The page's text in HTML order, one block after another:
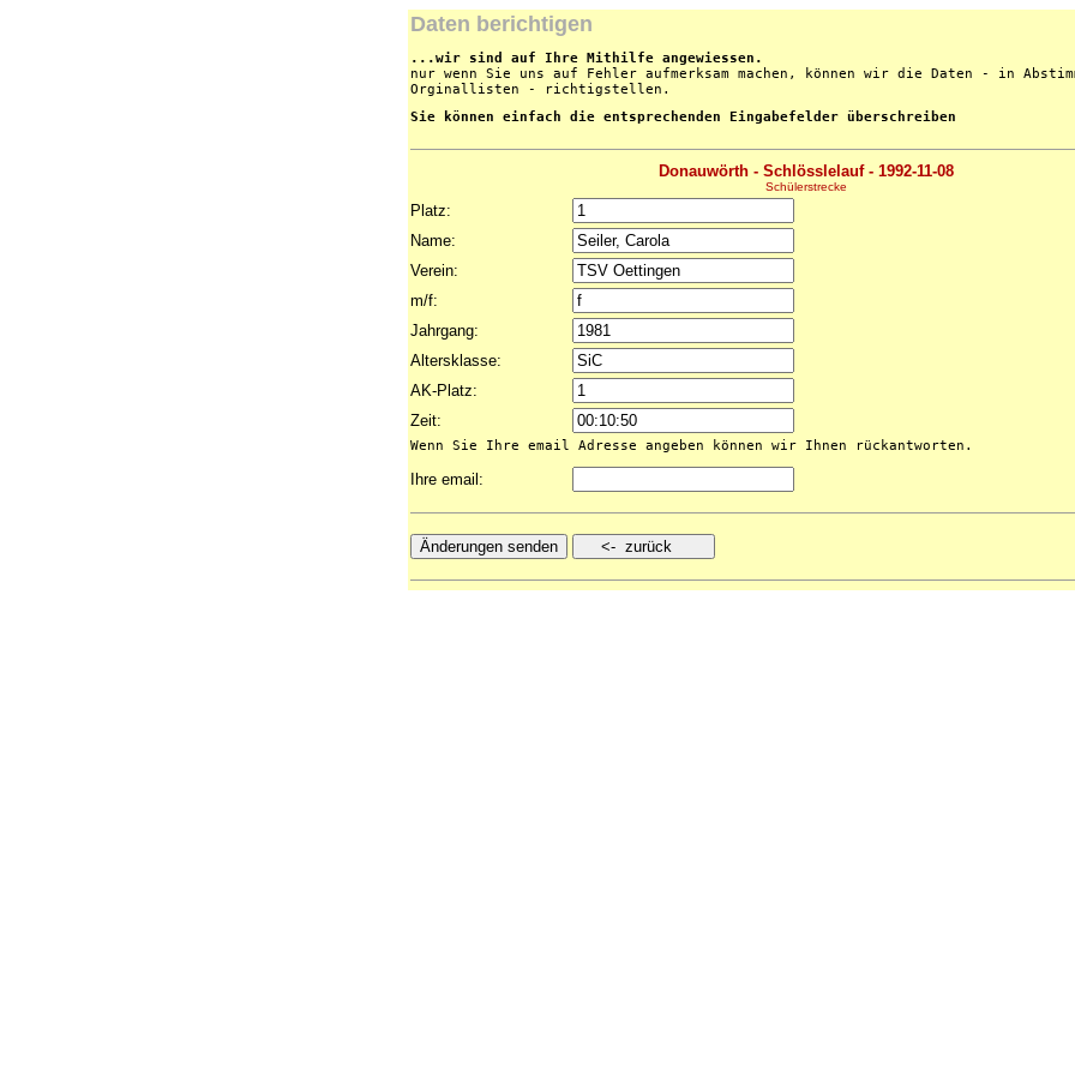
Daten berichtigen
...wir sind auf Ihre Mithilfe angewiessen.
nur wenn Sie uns auf Fehler aufmerksam machen, können wir die Daten - in
Orginallisten - richtigstellen.
Sie können einfach die entsprechenden Eingabefelder überschreiben
Donauwörth - Schlösslelauf - 1992-11-08
Schülerstrecke
Platz:
Name:
Verein:
m/f:
Jahrgang:
Altersklasse:
AK-Platz:
Zeit:
Wenn Sie Ihre email Adresse angeben können wir Ihnen rückantworten.
Ihre email: